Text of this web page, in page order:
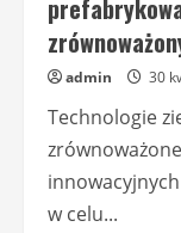
admin 30
Technologie
w celu...